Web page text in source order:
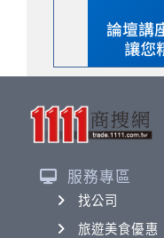
服務專區
找公司
旅遊美食優惠